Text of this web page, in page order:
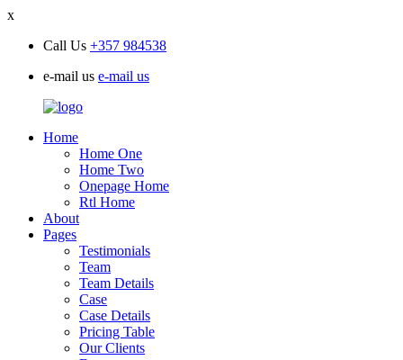
x
Call Us +357 984538
e-mail us e-mail us
Home
Home One
Home Two
Onepage Home
Rtl Home
About
Pages
Testimonials
Team
Team Details
Case
Case Details
Pricing Table
Our Clients